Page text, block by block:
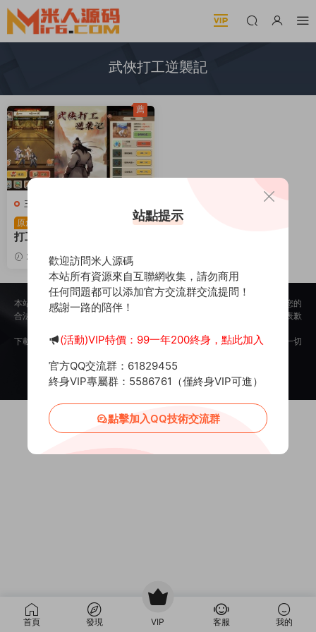
武俠打工逆襲記
三網H5小遊戲
原創
三網H5小遊戲【武俠
打工逆襲記/少年重生記】W
in一鍵服務端+Linux手工服
務端+視頻架設教程
2026-02-02 478
薦
本站所提供的内容均來自公開網絡收集、轉發、二次開發而來，若侵犯了您的
合法權益，請來信通知我們，我們會及時删除，給您帶來的不便，我們深表歉
下載用戶僅供學習交流，若使用商業用途，請購買正版授權，否則産生的一切
Copyright © 2012-2025 MiR6.COMAll Rights Reserved
投訴郵箱： Mail@Mir6.com 蜀ICP備2022016462号-2
首頁 發現 VIP 客服 我的
站點提示
歡迎訪問米人源碼
本站所有資源來自互聯網收集，請勿商用
任何問題都可以添加官方交流群交流提問！
感謝一路的陪伴！
(活動)VIP特價：99一年200終身，點此加入
官方QQ交流群：61829455
終身VIP專屬群：5586761（僅終身VIP可進）
點擊加入QQ技術交流群